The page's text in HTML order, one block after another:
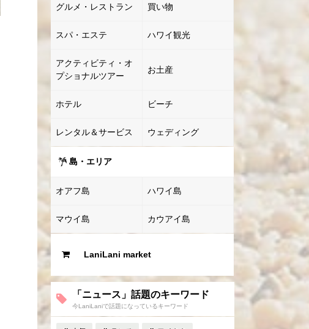
グルメ・レストラン 買い物
スパ・エステ ハワイ観光
アクティビティ・オ
プショナルツアー
お土産
ホテル ビーチ
レンタル＆サービス ウェディング
島・エリア
オアフ島 ハワイ島
マウイ島 カウアイ島
LaniLani market
「ニュース」話題のキーワード
今LaniLaniで話題になっているキーワード